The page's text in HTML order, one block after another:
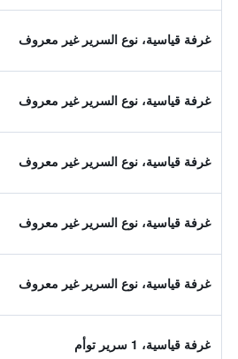
غرفة قياسية، نوع السرير غير معروف
غرفة قياسية، نوع السرير غير معروف
غرفة قياسية، نوع السرير غير معروف
غرفة قياسية، نوع السرير غير معروف
غرفة قياسية، نوع السرير غير معروف
غرفة قياسية، 1 سرير توأم